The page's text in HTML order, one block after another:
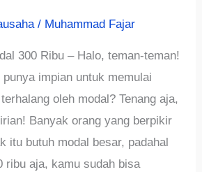
/ Muhammad Fajar
300 Ribu – Halo, teman-teman!
impian untuk memulai
oleh modal? Tenang aja,
Banyak orang yang berpikir
itu butuh modal besar, padahal
ribu aja, kamu sudah bisa